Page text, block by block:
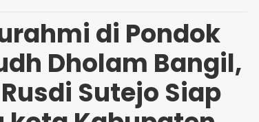
di Pondok
Dholam Bangil,
Sutejo Siap